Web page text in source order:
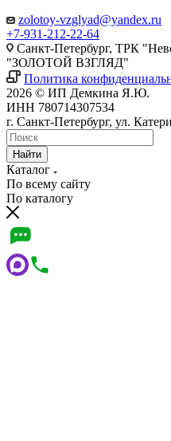
zolotoy-vzglyad@yandex.ru
+7-931-212-22-64
Санкт-Петербург, ТРК
"ЗОЛОТОЙ ВЗГЛЯД"
Политика
2026 © ИП Демкина Я.Ю.
ИНН 780714307534
г. Санкт-Петербург, ул.
Найти
Каталог
По всему сайту
По каталогу